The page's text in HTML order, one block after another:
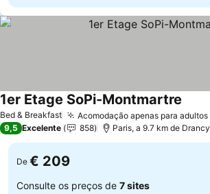
Bed & Breakfast Acomodação apenas para adultos
1er Etage SoPi-Montmartre
9,5 Excelente 858 Paris, a 9.7 km de Drancy
De € 209
Consulte os preços de 7 sites